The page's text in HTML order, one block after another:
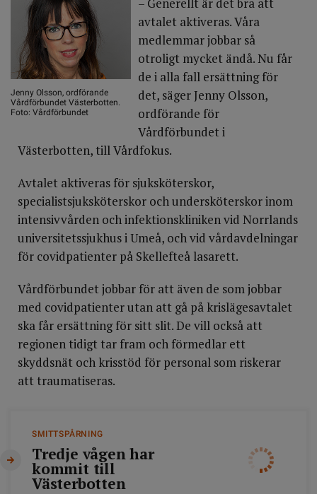
Jenny Olsson, ordförande
Vårdförbundet Västerbotten.
Foto: Vårdförbundet
avtalet aktiveras. Våra
medlemmar jobbar så
otroligt mycket ändå. Nu får
de i alla fall ersättning för
det, säger Jenny Olsson,
ordförande för
Vårdförbundet i
Västerbotten, till Vårdfokus.
Avtalet aktiveras för sjuksköterskor,
specialistsjuksköterskor och undersköterskor inom
intensivvården och infektionskliniken vid Norrlands
universitetssjukhus i Umeå, och vid vårdavdelningar
för covidpatienter på Skellefteå lasarett.
Vårdförbundet jobbar för att även de som jobbar
med covidpatienter utan att gå på krislägesavtalet
ska får ersättning för sitt slit. De vill också att
regionen tidigt tar fram och förmedlar ett
skyddsnät och krisstöd för personal som riskerar
att traumatiseras.
SMITTSPÅRNING
Tredje vågen har
kommit till
Västerbotten